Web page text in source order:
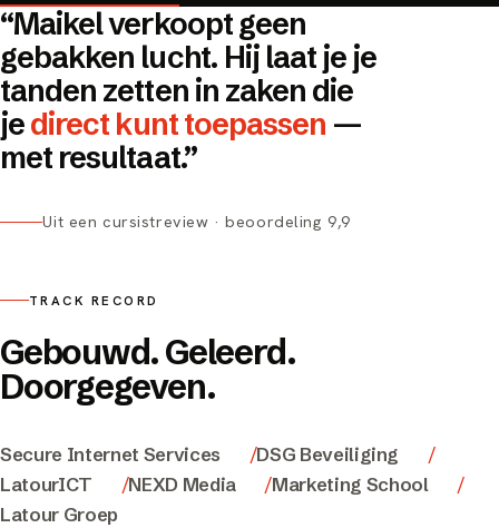
“Maikel verkoopt geen
gebakken lucht. Hij laat je je
tanden zetten in zaken die
jedirect kunt toepassen —
met resultaat.”
Uit een cursistreview · beoordeling 9,9
TRACK RECORD
Gebouwd. Geleerd.
Doorgegeven.
Secure Internet Services
DSG Beveiliging
LatourICT
NEXD Media
Marketing School
Latour Groep